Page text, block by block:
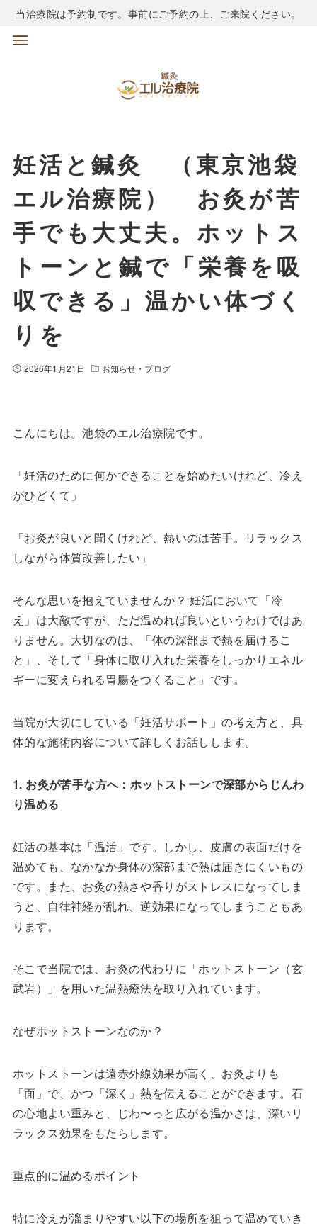
当治療院は予約制です。事前にご予約の上、ご来院ください。
妊活と鍼灸 （東京池袋
エル治療院） お灸が苦
手でも大丈夫。ホットス
トーンと鍼で「栄養を吸
収できる」温かい体づく
りを
2026年1月21日 お知らせ・ブログ
こんにちは。池袋のエル治療院です。
「妊活のために何かできることを始めたいけれど、冷え
がひどくて」
「お灸が良いと聞くけれど、熱いのは苦手。リラックス
しながら体質改善したい」
そんな思いを抱えていませんか？ 妊活において「冷
え」は大敵ですが、ただ温めれば良いというわけではあ
りません。大切なのは、「体の深部まで熱を届けるこ
と」、そして「身体に取り入れた栄養をしっかりエネル
ギーに変えられる胃腸をつくること」です。
当院が大切にしている「妊活サポート」の考え方と、具
体的な施術内容について詳しくお話しします。
1. お灸が苦手な方へ：ホットストーンで深部からじんわ
り温める
妊活の基本は「温活」です。しかし、皮膚の表面だけを
温めても、なかなか身体の深部まで熱は届きにくいもの
です。また、お灸の熱さや香りがストレスになってしま
うと、自律神経が乱れ、逆効果になってしまうこともあ
ります。
そこで当院では、お灸の代わりに「ホットストーン（玄
武岩）」を用いた温熱療法を取り入れています。
なぜホットストーンなのか？
ホットストーンは遠赤外線効果が高く、お灸よりも
「面」で、かつ「深く」熱を伝えることができます。石
の心地よい重みと、じわ〜っと広がる温かさは、深いリ
ラックス効果をもたらします。
重点的に温めるポイント
特に冷えが溜まりやすい以下の場所を狙って温めていき